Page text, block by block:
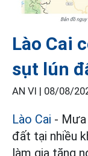
Lào Cai
sụt lún
AN VI | 08/08/
Lào Cai - Mưa
đất tại nhiều
làm gia tăng